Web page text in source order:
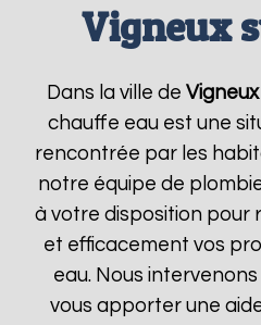
Vigneux
Dans la ville de
chauffe eau est une
rencontrée par les
notre équipe de
à votre disposition pour
et efficacement vos
eau. Nous
vous apporter une